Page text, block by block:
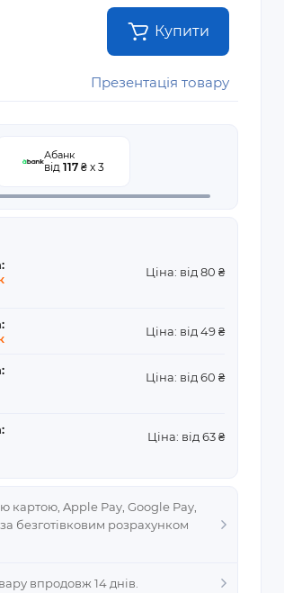
Купити
Презентація товару
картою, Apple Pay, Google Pay,
безготівковим розрахунком
Абанк
від 117₴ x 3
Ціна: від 80 ₴
Ціна: від 49 ₴
Ціна: від 60 ₴
Ціна: від 63 ₴
впродовж 14 днів.